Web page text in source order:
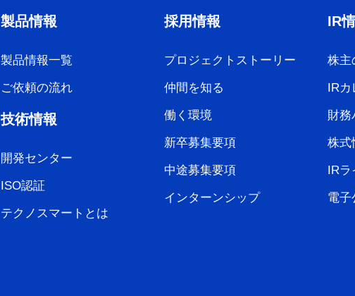
製品情報
製品情報一覧
ご依頼の流れ
技術情報
開発センター
ISO認証
テクノスマートとは
採用情報
プロジェクトストーリー
仲間を知る
働く環境
新卒募集要項
中途募集要項
インターンシップ
IR
株主
IRカ
財務
株式
IRラ
電子